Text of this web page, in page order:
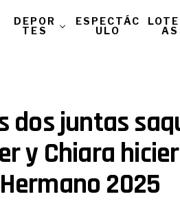
DEPOR
TES
ESPECTÁC
ULO
AS
dos juntas
y Chiara
2025